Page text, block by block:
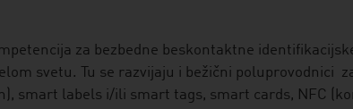
za bezbedne beskontaktne
svetu. Tu se razvijaju i bežični poluprovodnici
smart labels i/ili smart tags, smart cards, NFC